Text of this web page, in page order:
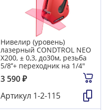
Нивелир (уровень)
лазерный CONDTROL NEO
X200, ± 0,3, до30м, резьба
5/8’’+ переходник на 1/4"
3 590₽
Артикул 1-2-115